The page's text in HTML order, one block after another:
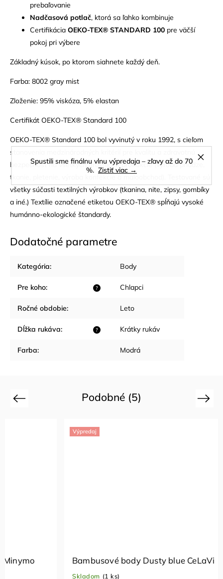
Spustili sme finálnu vlnu výpredaja – zľavy až do 70
%. Zistiť viac →
prebaľovanie
Nadčasová potlač, ktorá sa ľahko kombinuje
Certifikácia OEKO-TEX® STANDARD 100 pre väčší
pokoj pri výbere
Základný kúsok, po ktorom siahnete každý deň.
Farba: 8002 gray mist
Zloženie: 95% viskóza, 5% elastan
Certifikát OEKO-TEX® Standard 100
OEKO-TEX® Standard 100 bol vyvinutý v roku 1992, s cieľom
stanovenia medzinárodných kritérií pre kvalitu a zdravotnú
bezpečnosť na všetkých úrovniach produkcie (výroba priadze,
tkanie, pletenie, výroba konfekcie a maloobchod). Testované sú
všetky súčasti textilných výrobkov (tkanina, nite, zipsy, gombíky
a iné.) Textílie označené etiketou OEKO-TEX® spĺňajú vysoké
humánno-ekologické štandardy.
Dodatočné parametre
Kategória: Body
?
Pre koho: Chlapci
Ročné obdobie: Leto
?
Dĺžka rukáva: Krátky rukáv
Farba: Modrá
Podobné (5)
Previous
Bambusové body Dusty blue CeLaVi
Next